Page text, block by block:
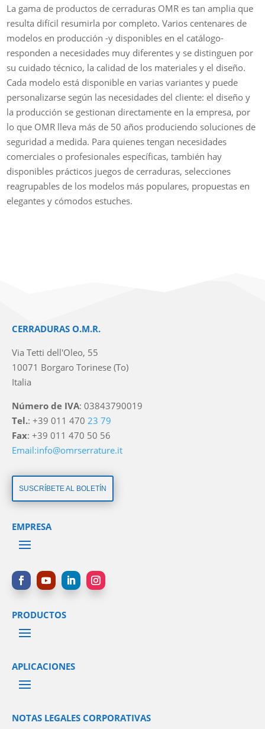
La gama de productos de cerraduras OMR es tan amplia que
resulta difícil resumirla por completo. Varios centenares de
modelos en producción -y disponibles en el catálogo-
responden a necesidades muy diferentes y se distinguen por
su cuidado técnico, la calidad de los materiales y el diseño.
Cada modelo está disponible en varias variantes y puede
personalizarse según las necesidades del cliente: el diseño y
la producción se gestionan directamente en la empresa, por
lo que OMR lleva más de 50 años produciendo soluciones de
seguridad a medida. Para quienes tengan necesidades
comerciales o profesionales específicas, también hay
disponibles prácticos juegos de cerraduras, selecciones
reagrupables de los modelos más populares, propuestas en
elegantes y cómodos estuches.
CERRADURAS O.M.R.
Via Tetti dell'Oleo, 55
10071 Borgaro Torinese (To)
Italia
Número de IVA: 03843790019
Tel.: +39 011 470 23 79
Fax: +39 011 470 50 56
Email:info@omrserrature.it
SUSCRÍBETE AL BOLETÍN
EMPRESA
PRODUCTOS
APLICACIONES
NOTAS LEGALES CORPORATIVAS